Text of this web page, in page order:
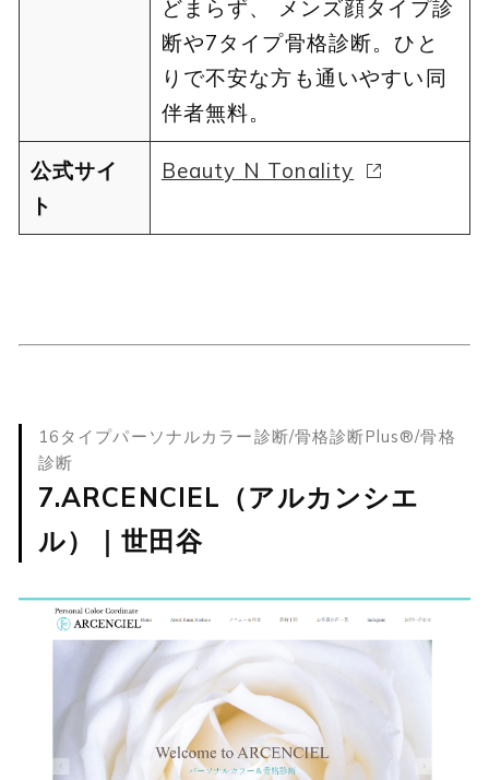
どまらず、 メンズ顔タイプ診
断や7タイプ骨格診断。ひと
りで不安な方も通いやすい同
伴者無料。
公式サイ
ト
Beauty N Tonality
16タイプパーソナルカラー診断/骨格診断Plus®️/骨格
診断
7.ARCENCIEL（アルカンシエ
ル）｜世田谷